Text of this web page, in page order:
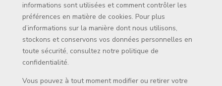
informations sont utilisées et comment contrôler les
préférences en matière de cookies. Pour plus
d’informations sur la manière dont nous utilisons,
stockons et conservons vos données personnelles en
toute sécurité, consultez notre politique de
confidentialité.
Vous pouvez à tout moment modifier ou retirer votre